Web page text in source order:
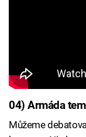
04) Armáda
Můžeme